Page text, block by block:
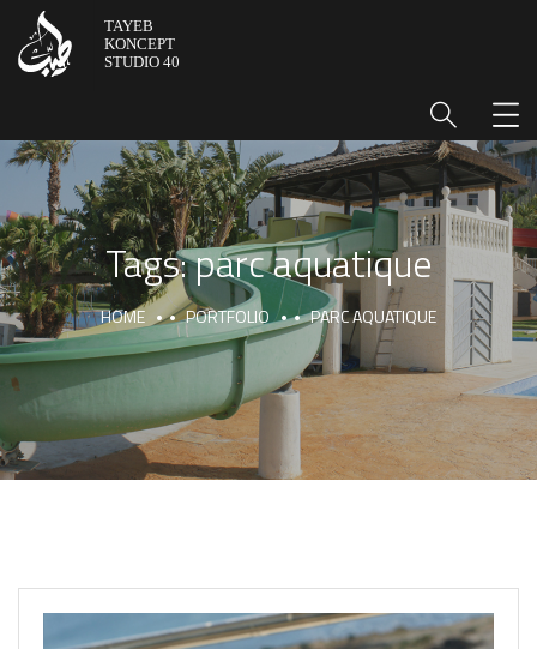
Tags:parc aquatique
HOME PORTFOLIO PARC AQUATIQUE